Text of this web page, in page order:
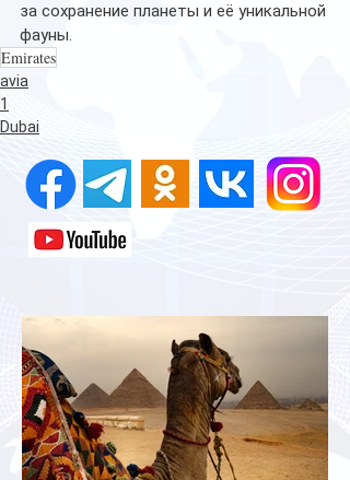
за сохранение планеты и её уникальной
фауны.
Emirates
avia
1
Dubai